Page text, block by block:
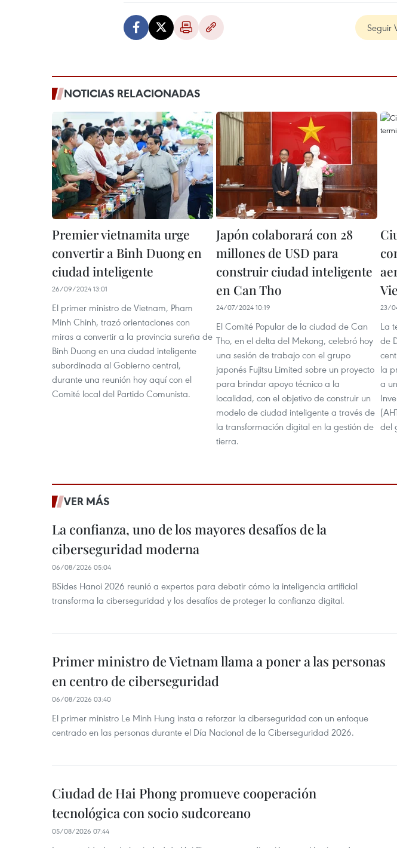
Seguir
NOTICIAS RELACIONADAS
Premier vietnamita urge
convertir a Binh Duong en
ciudad inteligente
26/09/2024 13:01
El primer ministro de Vietnam, Pham
Minh Chinh, trazó orientaciones con
miras a convertir a la provincia sureña de
Binh Duong en una ciudad inteligente
subordinada al Gobierno central,
durante una reunión hoy aquí con el
Comité local del Partido Comunista.
Japón colaborará con 28
millones de USD para
construir ciudad inteligente
en Can Tho
24/07/2024 10:19
El Comité Popular de la ciudad de Can
Tho, en el delta del Mekong, celebró hoy
una sesión de trabajo con el grupo
japonés Fujitsu Limited sobre un proyecto
para brindar apoyo técnico a la
localidad, con el objetivo de construir un
modelo de ciudad inteligente a través de
la transformación digital en la gestión de
tierra.
23/
La
de
la
a
del
VER MÁS
La confianza, uno de los mayores desafíos de la
ciberseguridad moderna
06/08/2026 05:04
BSides Hanoi 2026 reunió a expertos para debatir cómo la inteligencia artificial
transforma la ciberseguridad y los desafíos de proteger la confianza digital.
Primer ministro de Vietnam llama a poner a las personas
en centro de ciberseguridad
06/08/2026 03:40
El primer ministro Le Minh Hung insta a reforzar la ciberseguridad con un enfoque
centrado en las personas durante el Día Nacional de la Ciberseguridad 2026.
Ciudad de Hai Phong promueve cooperación
tecnológica con socio sudcoreano
05/08/2026 07:44